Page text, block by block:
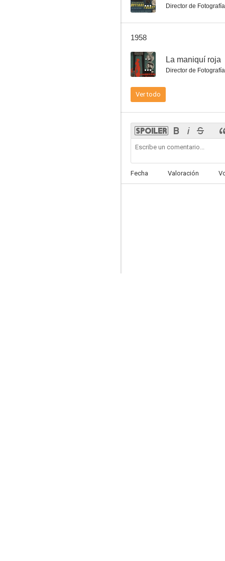
--
Director de Fotografía
1958
-- La maniquí roja
Director de Fotografía
Ver todo
Fecha Valoración